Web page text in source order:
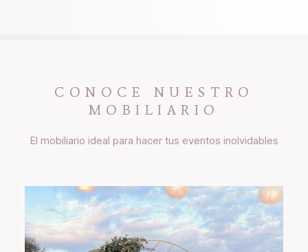
CONOCE NUESTRO
MOBILIARIO
El mobiliario ideal para hacer tus eventos inolvidables